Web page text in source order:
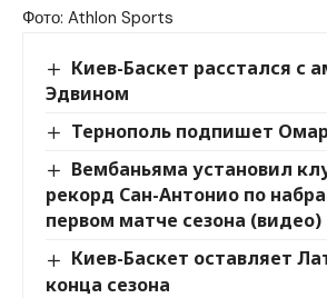
Фото: Athlon Sports
Киев-Баскет расстался с
Эдвином
Тернополь подпишет
Вембаньяма установил
рекорд Сан-Антонио по
первом матче сезона (видео)
Киев-Баскет оставляет
конца сезона